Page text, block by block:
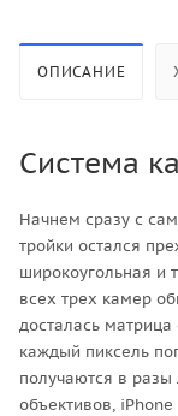
ОПИСАНИЕ
Система
Начнем сразу с
тройки остался
широкоугольная и
всех трех камер
досталась
каждый пиксель
получаются в
объективов,